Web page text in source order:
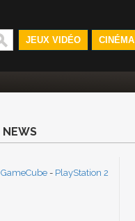
JEUX VIDÉO CINÉMA
NEWS
GameCube - PlayStation 2